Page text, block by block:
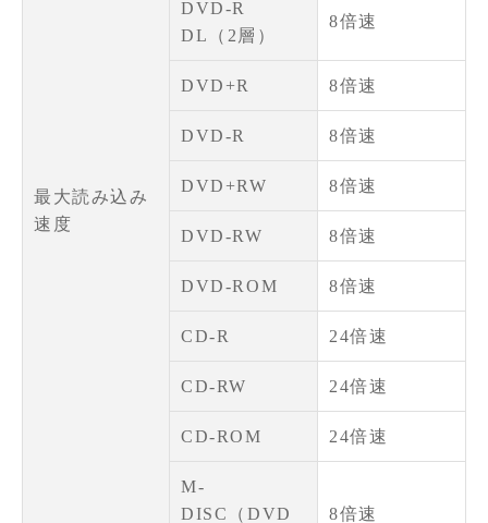
最大読み込み
速度
DVD-R
DL（2層）
8倍速
DVD+R 8倍速
DVD-R 8倍速
DVD+RW 8倍速
DVD-RW 8倍速
DVD-ROM 8倍速
CD-R 24倍速
CD-RW 24倍速
CD-ROM 24倍速
M-
DISC（DVD
8倍速